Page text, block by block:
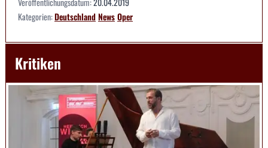
Kategorien:DeutschlandNewsOper
Kritiken